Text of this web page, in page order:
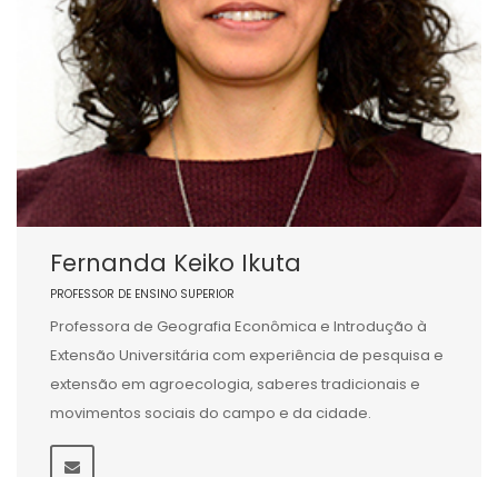
Fernanda Keiko Ikuta
PROFESSOR DE ENSINO SUPERIOR
Professora de Geografia Econômica e Introdução à
Extensão Universitária com experiência de pesquisa e
extensão em agroecologia, saberes tradicionais e
movimentos sociais do campo e da cidade.